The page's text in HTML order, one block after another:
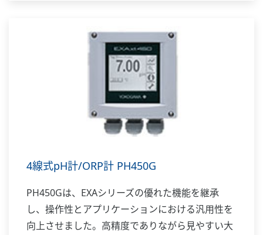
4線式pH計/ORP計 PH450G
PH450Gは、EXAシリーズの優れた機能を継承
し、操作性とアプリケーションにおける汎用性を
向上させました。高精度でありながら見やすい大